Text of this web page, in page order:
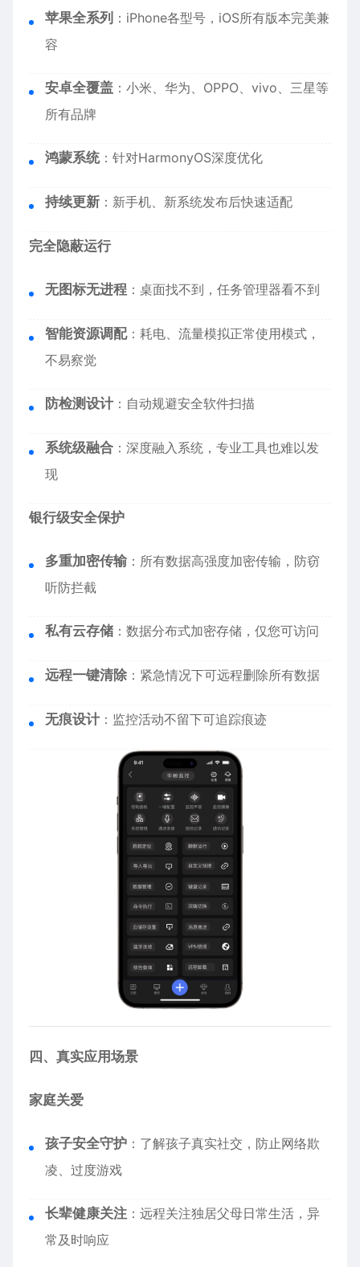
苹果全系列 ： iPhone各型号，iOS所有版本完美兼
容
安卓全覆盖 ：小米、华为、OPPO、vivo、三星等
所有品牌
鸿蒙系统：针对HarmonyOS深度优化
持续更新 ：新手机、新系统发布后快速适配
完全隐蔽运行
无图标无进程 ：桌面找不到，任务管理器看不到
智能资源调配：耗电、流量模拟正常使用模式，
不易察觉
防检测设计 ：自动规避安全软件扫描
系统级融合 ：深度融入系统，专业工具也难以发
现
银行级安全保护
多重加密传输 ：所有数据高强度加密传输，防窃
听防拦截
私有云存储 ：数据分布式加密存储，仅您可访问
远程一键清除 ：紧急情况下可远程删除所有数据
无痕设计 ：监控活动不留下可追踪痕迹
四、真实应用场景
家庭关爱
孩子安全守护 ：了解孩子真实社交，防止网络欺
凌、过度游戏
长辈健康关注 ：远程关注独居父母日常生活，异
常及时响应